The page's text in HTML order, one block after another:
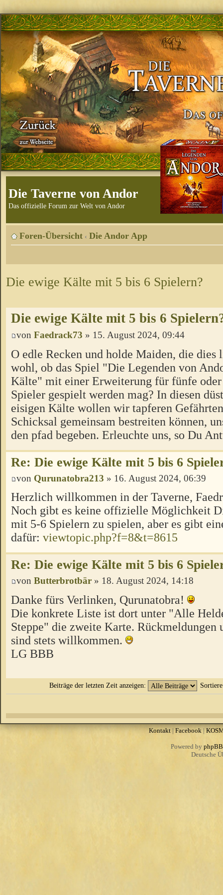
Die Taverne von Andor
Das offizielle Forum zur Welt von Andor
Foren-Übersicht ‹ Die Andor App
Die ewige Kälte mit 5 bis 6 Spielern?
Die ewige Kälte mit 5 bis 6
von Faedrack73 » 15. August 2024, 09:44
O edle Recken und holde Maiden, die dies
wohl, ob das Spiel "Die Legenden von
Kälte" mit einer Erweiterung für fünfe oder
Spieler gespielt werden mag? In diesen
eisigen Kälte wollen wir tapferen
Schicksal gemeinsam bestreiten können,
den pfad begeben. Erleuchte uns, so Du
Re: Die ewige Kälte mit 5 bis 6
von Qurunatobra213 » 16. August 2024, 06:39
Herzlich willkommen in der Taverne,
Noch gibt es keine offizielle Möglichkeit
mit 5-6 Spielern zu spielen, aber es gibt
dafür: viewtopic.php?f=8&t=8615
Re: Die ewige Kälte mit 5 bis 6
von Butterbrotbär » 18. August 2024, 14:18
Danke fürs Verlinken, Qurunatobra!
Die konkrete Liste ist dort unter "Alle
Steppe" die zweite Karte. Rückmeldungen
sind stets willkommen.
LG BBB
Beiträge der letzten Zeit anzeigen:
Kontakt|Facebook|
Powered by phpBB
Deutsche